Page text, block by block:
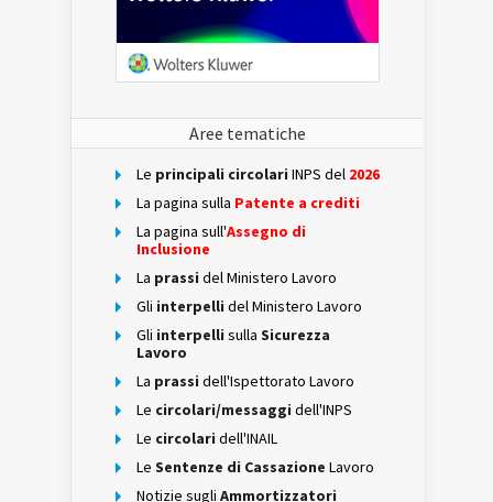
Aree tematiche
Le principali circolari INPS del 2026
La pagina sulla Patente a crediti
La pagina sull'Assegno di
Inclusione
La prassi del Ministero Lavoro
Gli interpelli del Ministero Lavoro
Gli interpelli sulla Sicurezza
Lavoro
La prassi dell'Ispettorato Lavoro
Le circolari/messaggi dell'INPS
Le circolari dell'INAIL
Le Sentenze di Cassazione Lavoro
Notizie sugli Ammortizzatori